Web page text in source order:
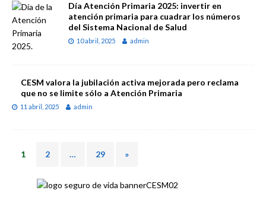
Día Atención Primaria 2025: invertir en
atención primaria para cuadrar los números
del Sistema Nacional de Salud
10 abril, 2025 admin
CESM valora la jubilación activa mejorada pero reclama
que no se limite sólo a Atención Primaria
11 abril, 2025 admin
1 2 … 29 »